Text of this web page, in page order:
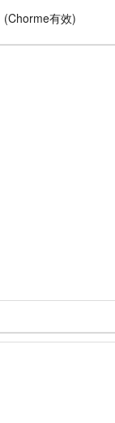
(Chorme有效)